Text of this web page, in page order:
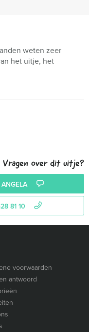
weten zeer
het uitje, het
Vragen over dit uitje?
81 10
voorwaarden
antwoord